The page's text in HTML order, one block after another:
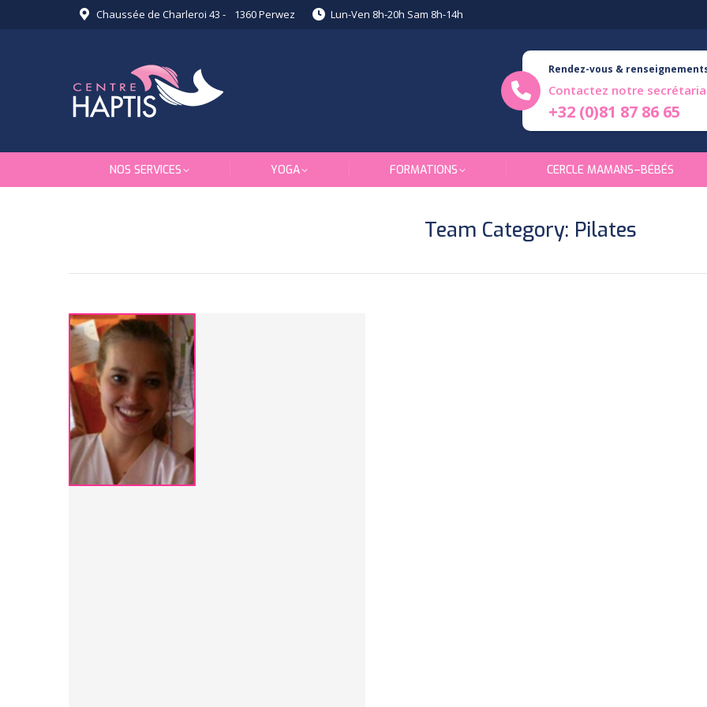
Chaussée de Charleroi 43 - 1360 Perwez Lun-Ven 8h-20h Sam 8h-14h
Rendez-vous &
Contactez notre
+32 (0)81 87 86 65
NOS SERVICES YOGA FORMATIONS CERCLE MAMANS–BÉBÉS
Team Category: Pilates